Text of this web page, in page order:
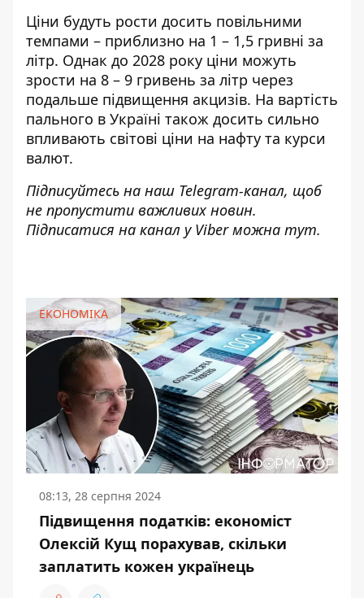
Ціни будуть рости досить повільними
темпами – приблизно на 1 – 1,5 гривні за
літр. Однак до 2028 року ціни можуть
зрости на 8 – 9 гривень за літр через
подальше підвищення акцизів. На вартість
пального в Україні також досить сильно
впливають світові ціни на нафту та курси
валют.
Підписуйтесь на наш Telegram-канал, щоб
не пропустити важливих новин.
Підписатися на канал у Viber можна тут.
ЕКОНОМІКА
08:13, 28 серпня 2024
Підвищення податків: економіст
Олексій Кущ порахував, скільки
заплатить кожен українець